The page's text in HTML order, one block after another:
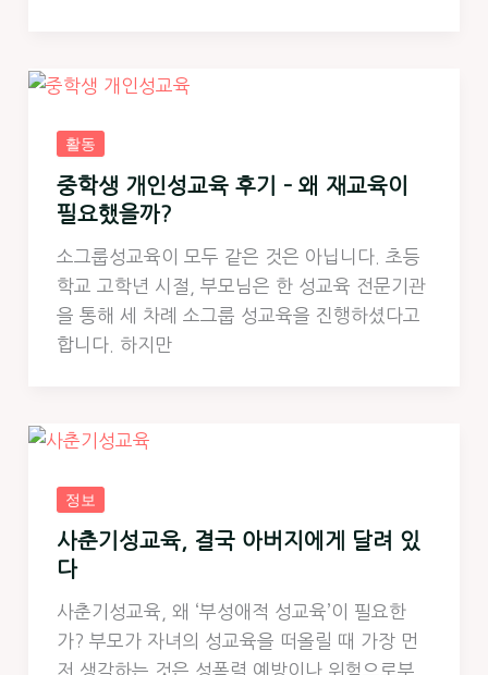
활동
중학생 개인성교육 후기 – 왜 재교육이
필요했을까?
소그룹성교육이 모두 같은 것은 아닙니다. 초등
학교 고학년 시절, 부모님은 한 성교육 전문기관
을 통해 세 차례 소그룹 성교육을 진행하셨다고
합니다. 하지만
정보
사춘기성교육, 결국 아버지에게 달려 있
다
사춘기성교육, 왜 ‘부성애적 성교육’이 필요한
가? 부모가 자녀의 성교육을 떠올릴 때 가장 먼
저 생각하는 것은 성폭력 예방이나 위험으로부